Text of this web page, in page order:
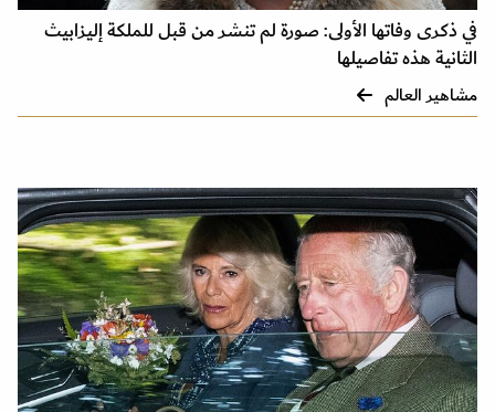
في ذكرى وفاتها الأولى: صورة لم تنشر من قبل للملكة إليزابيث
الثانية هذه تفاصيلها
مشاهير العالم